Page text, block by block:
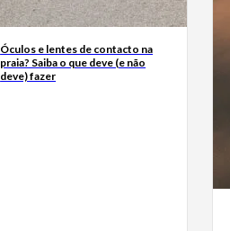
Óculos e lentes de contacto na
praia? Saiba o que deve (e não
deve) fazer